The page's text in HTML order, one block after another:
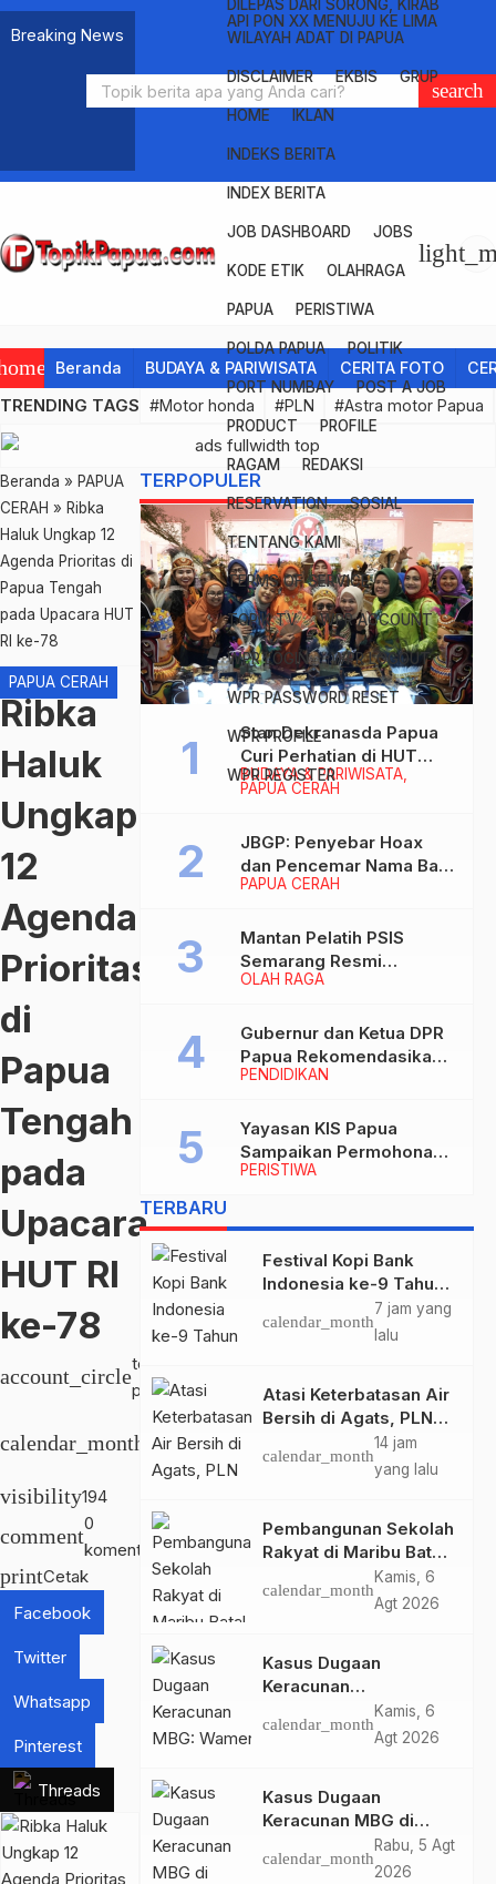
Breaking News
1447
H,
Promo
Melalui
UIW
Papua
Barat
Logistik
ke
Sumatera
Disapu
Arus
Boat
2
KPU
Paslon
Situasi
Intan
Papua
Disana
Ada
Permainan
Kasino
search
DILEPAS DARI SORONG, KIRAB
API PON XX MENUJU KE LIMA
WILAYAH ADAT DI PAPUA
DISCLAIMER EKBIS GRUP
HOME IKLAN
INDEKS BERITA
INDEX BERITA
JOB DASHBOARD JOBS
KODE ETIK OLAHRAGA
PAPUA PERISTIWA
POLDA PAPUA POLITIK
PORT NUMBAY POST A JOB
PRODUCT PROFILE
RAGAM REDAKSI
RESERVATION SOSIAL
TENTANG KAMI
TERMS OF SERVICE
TOPIK TV WPR ACCOUNT
WPR LOGIN WPR LOGOUT
WPR PASSWORD RESET
WPR PROFILE
WPR REGISTER
Beranda BUDAYA & PARIWISATA CERITA FOTO
TRENDING TAGS #Motor honda #PLN #Astra motor Papua
Beranda » PAPUA
CERAH » Ribka
Haluk Ungkap 12
Agenda Prioritas di
Papua Tengah
pada Upacara HUT
RI ke-78
PAPUA CERAH
Ribka
Haluk
Ungkap
12
Agenda
Prioritas
di
Papua
Tengah
pada
Upacara
HUT RI
ke-78
account_circle
topik
papua
calendar_month
Kamis,
17 Agt
2023
visibility194
comment
0
komentar
printCetak
Facebook
Twitter
Whatsapp
Pinterest
Threads
TERPOPULER
BUDAYA & PARIWISATA
PAPUA CERAH
Stan Dekranasda Papua
Curi Perhatian di HUT
Dekranas 2026, Ibu
PAPUA CERAH
JBGP: Penyebar Hoax
dan Pencemar Nama Baik
Gubernur Papua Siap
Hukum!
OLAH RAGA
Mantan Pelatih PSIS
Semarang Resmi
Nakhodahi Persipura
PENDIDIKAN
Gubernur dan Ketua DPR
Papua Rekomendasikan
Ade Yamin Jabat Rektor
periode 2026–2030
PERISTIWA
Yayasan KIS Papua
Sampaikan Permohonan
Maaf dan Siap Tanggung
Keracunan MBG di
TERBARU
Festival Kopi Bank
Indonesia ke-9 Tahun
2026 Resmi Dibuka
“Merawat Warisan,
calendar_month
7 jam yang
lalu
Atasi Keterbatasan Air
Bersih di Agats, PLN
Hadirkan Teknologi
Desalinasi untuk
Sekitar
calendar_month
14 jam
yang lalu
Pembangunan Sekolah
Rakyat di Maribu Batal,
Dipindahkan ke Muara
Tami, Ini Sebabnya
calendar_month
Kamis, 6
Agt 2026
Kasus Dugaan
Keracunan
MBG: Wamengadri
Kunjungi SPPG
calendar_month
Kamis, 6
Agt 2026
Kasus Dugaan
Keracunan MBG di
Kabupaten Jayapura,
Polisi Periksa 30 Orang
calendar_month
Rabu, 5 Agt
2026